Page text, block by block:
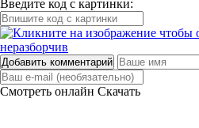
Введите код с картинки:
Добавить комментарий
Смотреть онлайн Скачать